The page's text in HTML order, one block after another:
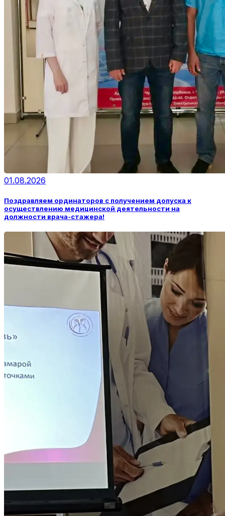
01.08.2026
Поздравляем ординаторов с получением допуска к
осуществлению медицинской деятельности на
должности врача-стажера!